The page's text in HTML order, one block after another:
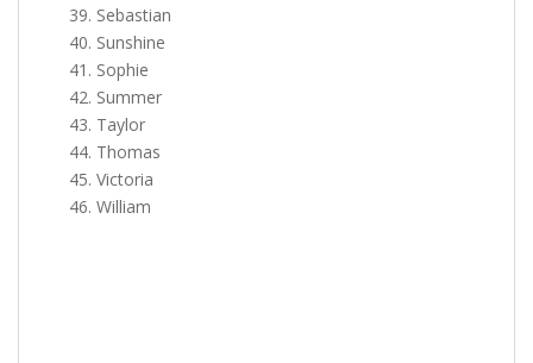
Sebastian
Sunshine
Sophie
Summer
Taylor
Thomas
Victoria
William